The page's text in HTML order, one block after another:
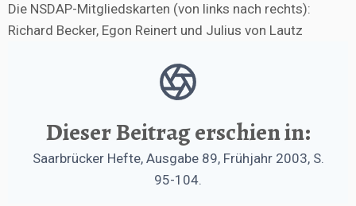
Die NSDAP-Mitgliedskarten (von links nach rechts):
Richard Becker, Egon Reinert und Julius von Lautz
Dieser Beitrag erschien in:
Saarbrücker Hefte, Ausgabe 89, Frühjahr 2003, S.
95-104.